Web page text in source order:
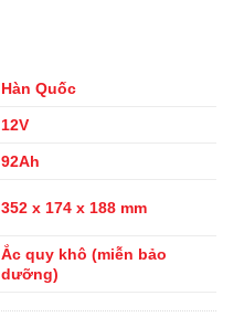
Hàn Quốc
12V
92Ah
352 x 174 x 188 mm
Ắc quy khô (miễn bảo
dưỡng)